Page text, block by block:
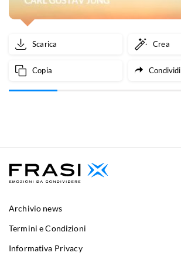
Scarica Crea
Copia Condividi
Archivio news
Termini e Condizioni
Informativa Privacy